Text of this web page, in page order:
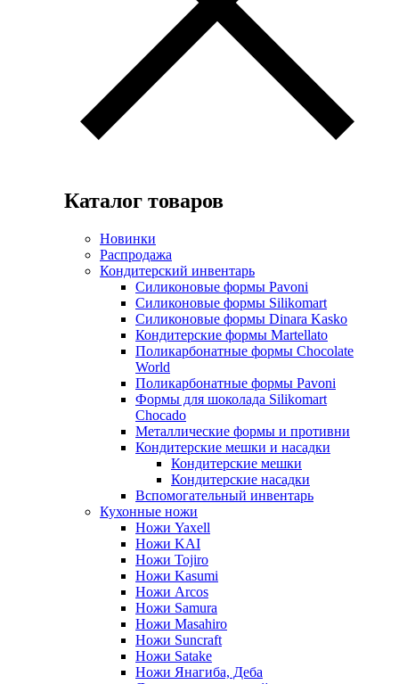
Каталог товаров
Новинки
Распродажа
Кондитерский инвентарь
Силиконовые формы Pavoni
Силиконовые формы Silikomart
Силиконовые формы Dinara Kasko
Кондитерские формы Martellato
Поликарбонатные формы Chocolate
World
Поликарбонатные формы Pavoni
Формы для шоколада Silikomart
Chocado
Металлические формы и противни
Кондитерские мешки и насадки
Кондитерские мешки
Кондитерские насадки
Вспомогательный инвентарь
Кухонные ножи
Ножи Yaxell
Ножи KAI
Ножи Tojiro
Ножи Kasumi
Ножи Arcos
Ножи Samura
Ножи Masahiro
Ножи Suncraft
Ножи Satake
Ножи Янагиба, Деба